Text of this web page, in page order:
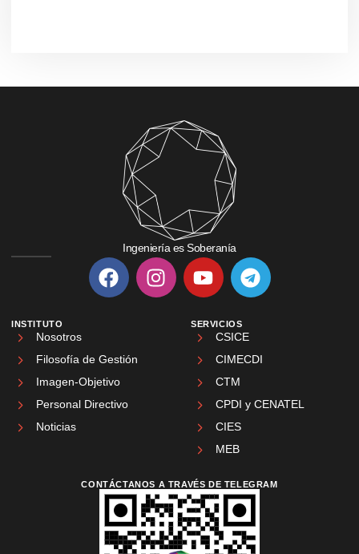
Ingeniería es Soberanía
INSTITUTO
Nosotros
Filosofía de Gestión
Imagen-Objetivo
Personal Directivo
Noticias
SERVICIOS
CSICE
CIMECDI
CTM
CPDI y CENATEL
CIES
MEB
CONTÁCTANOS A TRAVÉS DE TELEGRAM